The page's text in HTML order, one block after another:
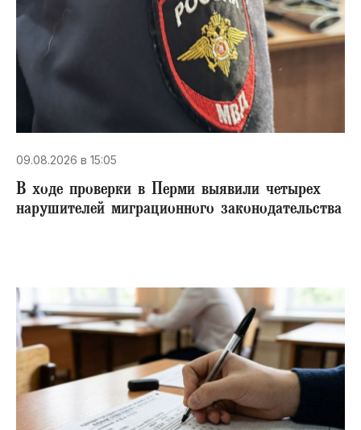
09.08.2026 в 15:05
В ходе проверки в Перми выявили четырех
нарушителей миграционного законодательства